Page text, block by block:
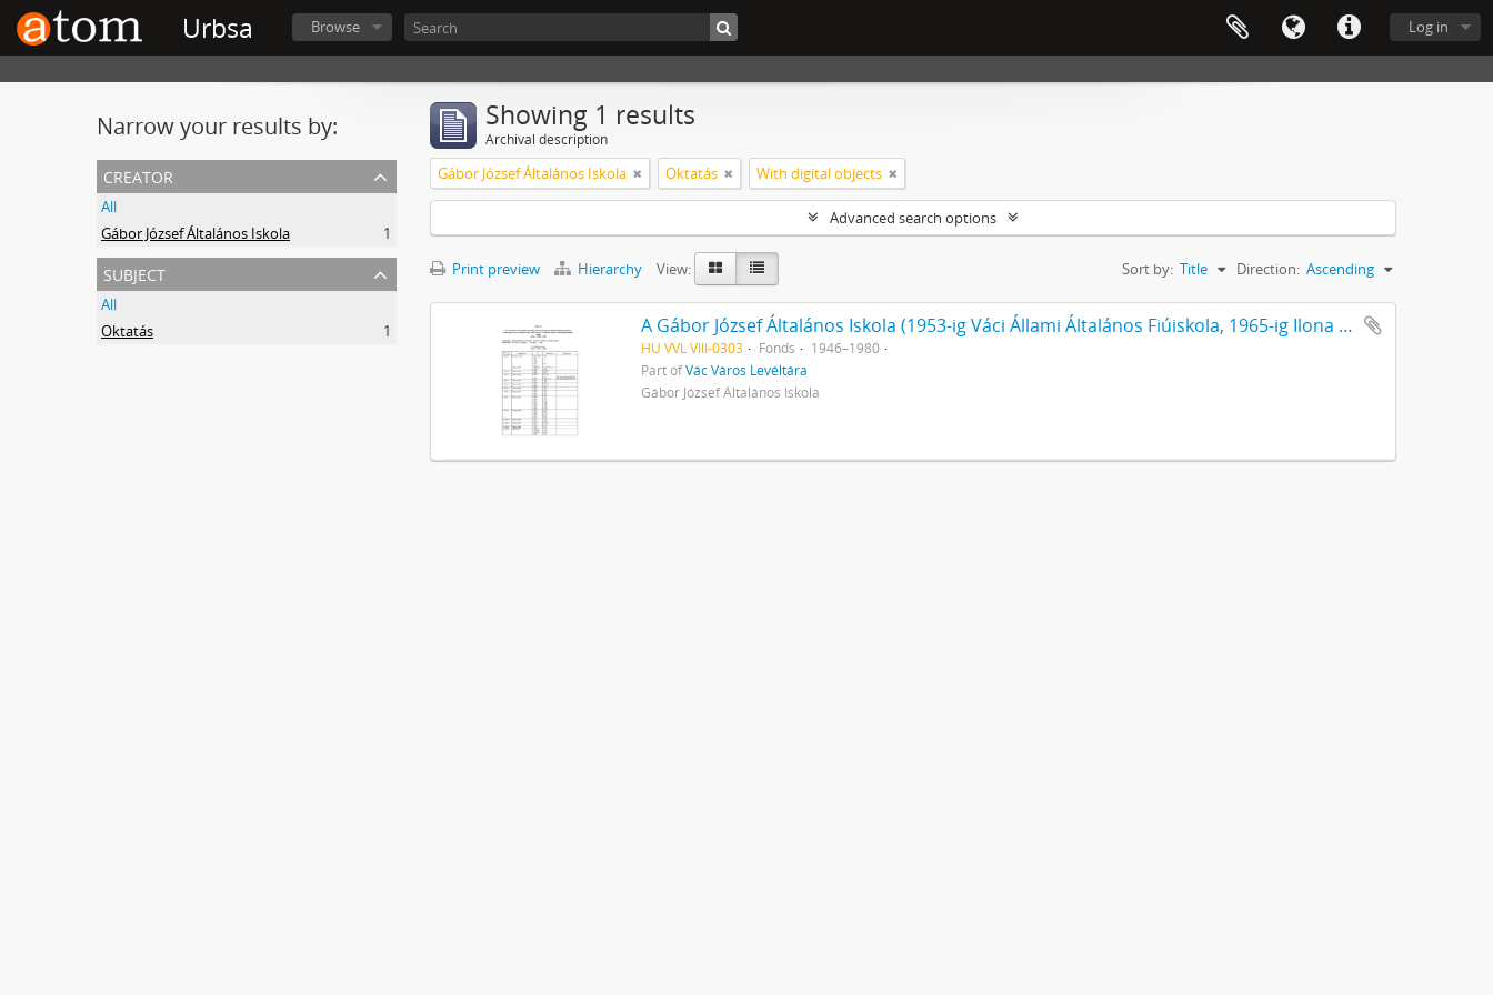
Urbsa Log in
Browse
Narrow your results by:
creator
All
Gábor József Általános Iskola
1
subject
All
Oktatás
1
Showing 1 results
Archival description
Gábor József Általános Iskola Oktatás With digital objects
Advanced search options
Print preview Hierarchy View: Sort by: Title Direction: Ascending
A Gábor József Általános Iskola (1953-ig Váci Állami Általános Fiúiskola, 1965-ig Ilona Utcai Általános Iskola, 1975-ig Gábor József Utcai Általános Iskola) iratai
HU VVL VIII-0303 Fonds
1946–1980
Part ofVác Város Levéltára
Gábor József Általános Iskola